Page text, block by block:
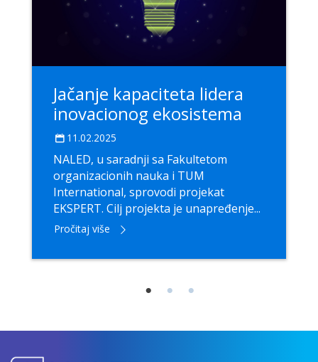
Jačanje kapaciteta lidera
inovacionog ekosistema
11.02.2025
NALED, u saradnji sa Fakultetom
organizacionih nauka i TUM
International, sprovodi projekat
EKSPERT. Cilj projekta je unapređenje...
Pročitaj više